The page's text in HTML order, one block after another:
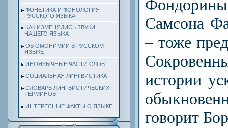
ФОНЕТИКА И ФОНОЛОГИЯ
РУССКОГО ЯЗЫКА
КАК ИЗМЕНЯЛИСЬ ЗВУКИ
НАШЕГО ЯЗЫКА
ОБ ОМОНИМИИ В РУССКОМ
ЯЗЫКЕ
ИНОЯЗЫЧНЫЕ ЧАСТИ СЛОВ
СОЦИАЛЬНАЯ ЛИНГВИСТИКА
СЛОВАРЬ ЛИНГВИСТИЧЕСКИХ
ТЕРМИНОВ
ИНТЕРЕСНЫЕ ФАКТЫ О ЯЗЫКЕ
Самсона
– тоже
истории
говорит